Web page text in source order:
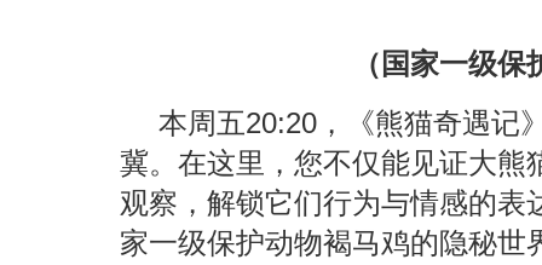
（国家一级
本周五20:20，《熊猫奇遇记
冀。在这里，您不仅能见证大熊
观察，解锁它们行为与情感的表
家一级保护动物褐马鸡的隐秘世